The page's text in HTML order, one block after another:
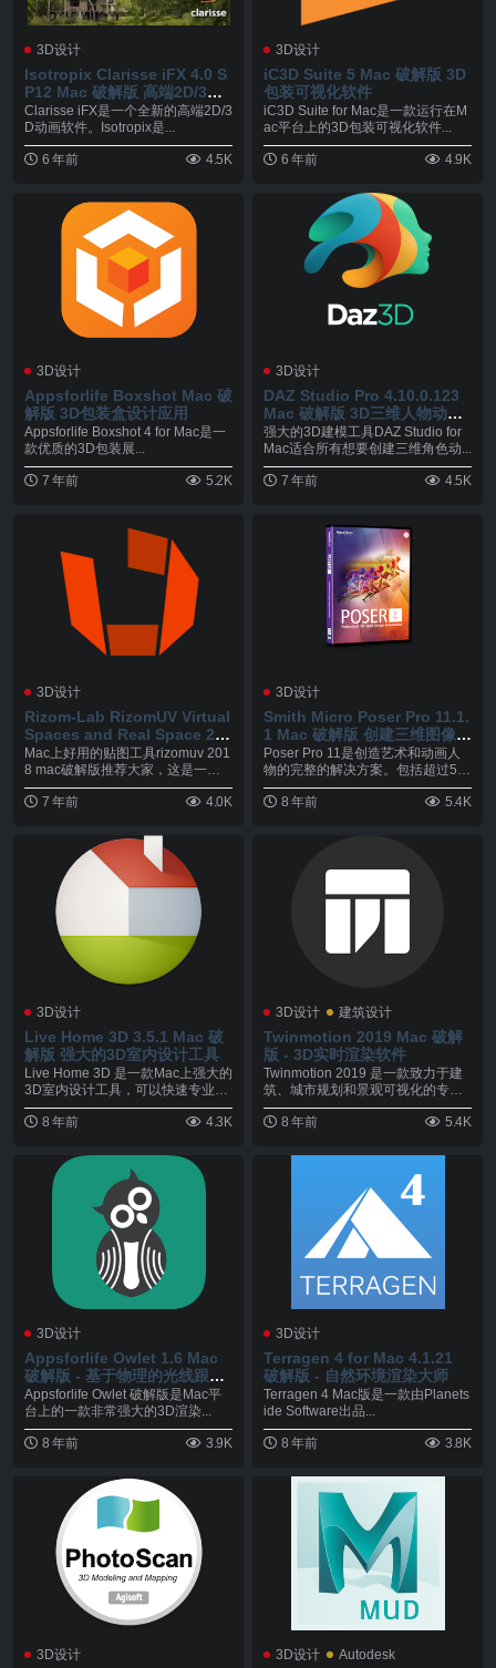
3D设计
Isotropix Clarisse iFX 4.0 S
P12 Mac 破解版 高端2D/3D
动画软件
Clarisse iFX是一个全新的高端2D/3
D动画软件。Isotropix是...
6 年前 4.5K
3D设计
iC3D Suite 5 Mac 破解版 3D
包装可视化软件
iC3D Suite for Mac是一款运行在M
ac平台上的3D包装可视化软件...
6 年前 4.9K
3D设计
Appsforlife Boxshot Mac 破
解版 3D包装盒设计应用
Appsforlife Boxshot 4 for Mac是一
款优质的3D包装展...
7 年前 5.2K
3D设计
DAZ Studio Pro 4.10.0.123
Mac 破解版 3D三维人物动画
制作软件
强大的3D建模工具DAZ Studio for
Mac适合所有想要创建三维角色动...
7 年前 4.5K
3D设计
Rizom-Lab RizomUV Virtual
Spaces and Real Space 201
8.0.171 Mac 破解版 UV软件
Mac上好用的贴图工具rizomuv 201
8 mac破解版推荐大家，这是一款
专...
7 年前
4.0K
3D设计
Smith Micro Poser Pro 11.1.
1 Mac 破解版 创建三维图像和
动画
Poser Pro 11是创造艺术和动画人
物的完整的解决方案。包括超过5 G
B的...
8 年前
5.4K
3D设计
Live Home 3D 3.5.1 Mac 破
解版 强大的3D室内设计工具
Live Home 3D 是一款Mac上强大的
3D室内设计工具，可以快速专业的
制...
8 年前
4.3K
3D设计 建筑设计
Twinmotion 2019 Mac 破解
版 - 3D实时渲染软件
Twinmotion 2019 是一款致力于建
筑、城市规划和景观可视化的专业3
D...
8 年前
5.4K
3D设计
Appsforlife Owlet 1.6 Mac
破解版 - 基于物理的光线跟踪
渲染器
Appsforlife Owlet 破解版是Mac平
台上的一款非常强大的3D渲染...
8 年前 3.9K
3D设计
Terragen 4 for Mac 4.1.21
破解版 - 自然环境渲染大师
Terragen 4 Mac版是一款由Planets
ide Software出品...
8 年前 3.8K
3D设计 3D设计 Autodesk